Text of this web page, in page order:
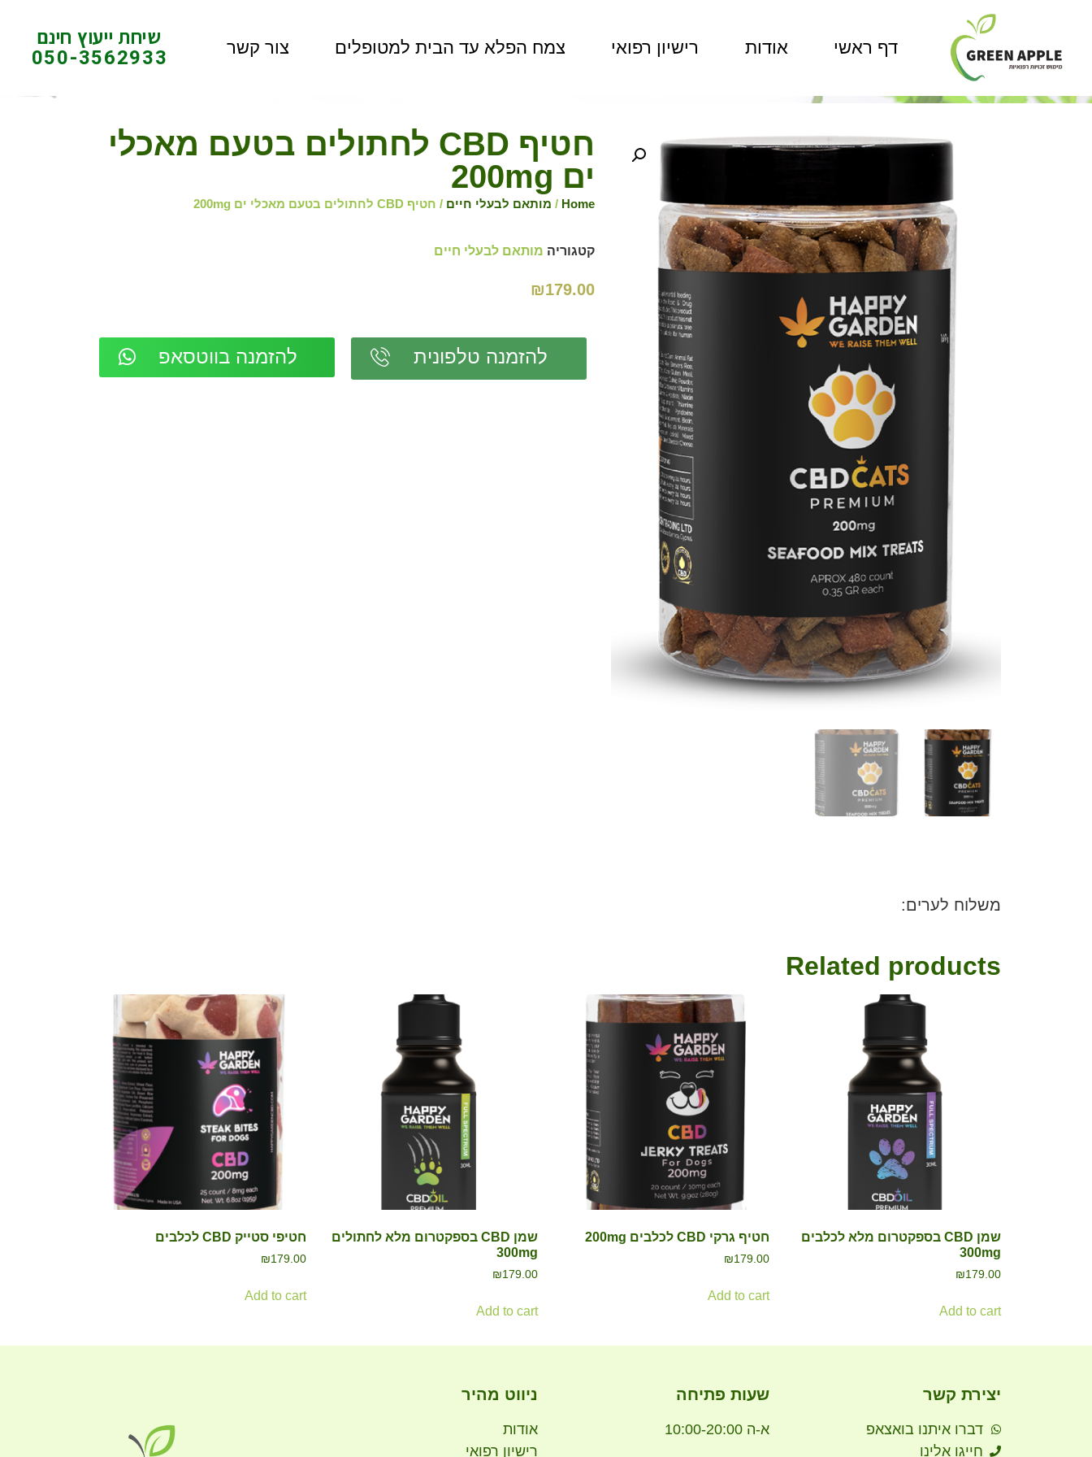
דף ראשי אודות רישיון רפואי צמח הפלא עד הבית למטופלים צור קשר שיחת ייעוץ חינם
050-3562933
חטיף CBD לחתולים בטעם מאכלי
ים 200mg
Home
/ מותאם לבעלי חיים / חטיף CBD לחתולים בטעם מאכלי ים 200mg
קטגוריה מותאם לבעלי חיים
₪179.00
להזמנה טלפונית להזמנה בווטסאפ
משלוח לערים:
Related products
שמן CBD בספקטרום מלא לכלבים
300mg
₪179.00
Add to cart
חטיף גרקי CBD לכלבים 200mg
₪179.00
Add to cart
שמן CBD בספקטרום מלא לחתולים
300mg
₪179.00
Add to cart
חטיפי סטייק CBD לכלבים
₪179.00
Add to cart
יצירת קשר
דברו איתנו בואצאפ
חייגו אלינו
שעות פתיחה
א-ה 10:00-20:00
ניווט מהיר
אודות
רישיון רפואי